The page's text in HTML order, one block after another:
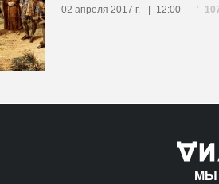
02 апреля 2017 г. 12:00
МЫ